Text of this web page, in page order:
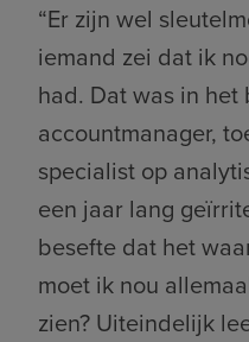
“Er zijn wel
iemand zei dat ik
had. Dat was in
accountmanager,
specialist op
een jaar lang
besefte dat het
moet ik nou
zien? Uiteindelijk